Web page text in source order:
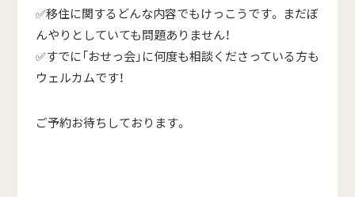
✅移住に関するどんな内容でもけっこうです。 まだぼ
んやりとしていても問題ありません！
✅すでに「おせっ会」に何度も相談くださっている方も
ウェルカムです！
ご予約お待ちしております。